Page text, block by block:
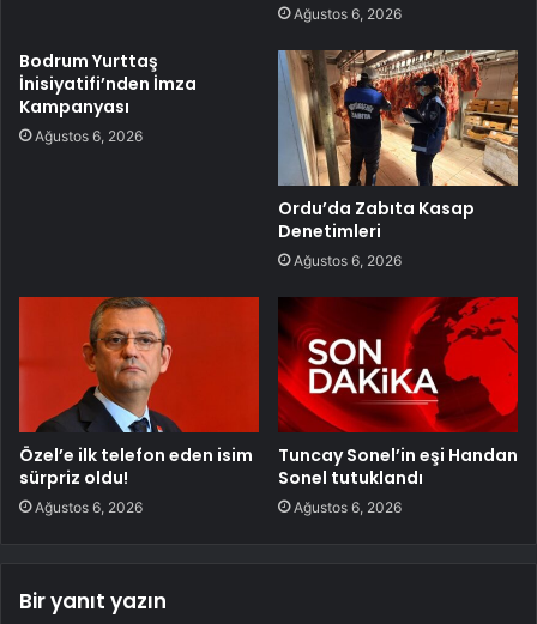
Ağustos 6, 2026
Bodrum Yurttaş
İnisiyatifi’nden İmza
Kampanyası
Ağustos 6, 2026
Ordu’da Zabıta Kasap
Denetimleri
Ağustos 6, 2026
Özel’e ilk telefon eden isim
sürpriz oldu!
Ağustos 6, 2026
Tuncay Sonel’in eşi Handan
Sonel tutuklandı
Ağustos 6, 2026
Bir yanıt yazın